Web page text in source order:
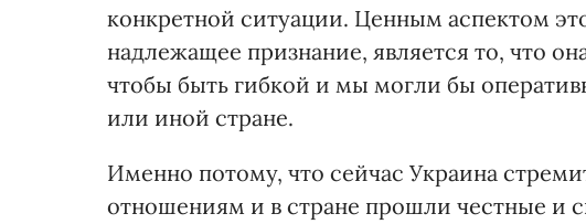
конкретной ситуации. Ценным аспектом
надлежащее признание, является то, что
чтобы быть гибкой и мы могли бы
или иной стране.
Именно потому, что сейчас Украина
отношениям и в стране прошли честные и